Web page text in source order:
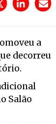
a
decorreu
Salão